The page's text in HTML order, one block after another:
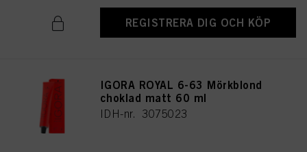
REGISTRERA DIG OCH KÖP
IGORA ROYAL 6-63 Mörkblond
choklad matt 60 ml
IDH-nr. 3075023